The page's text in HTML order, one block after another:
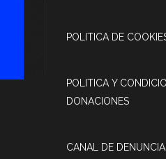
POLITICA DE
POLITICA Y
DONACIONES
CANAL DE